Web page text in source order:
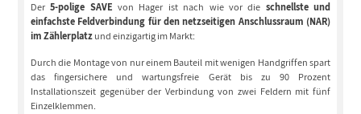
Der5-polige SAVE von Hager ist nach wie vor die schnellste und
einfachste Feldverbindung für den netzseitigen Anschlussraum (NAR)
im Zählerplatzund einzigartig im Markt:
Durch die Montage von nur einem Bauteil mit wenigen Handgriffen spart
das fingersichere und wartungsfreie Gerät bis zu 90 Prozent
Installationszeit gegenüber der Verbindung von zwei Feldern mit fünf
Einzelklemmen.